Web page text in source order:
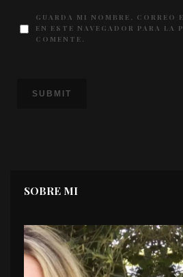
GUARDA MI NOMBRE, CORREO
EN ESTE NAVEGADOR PARA LA
COMENTE.
SOBRE MI